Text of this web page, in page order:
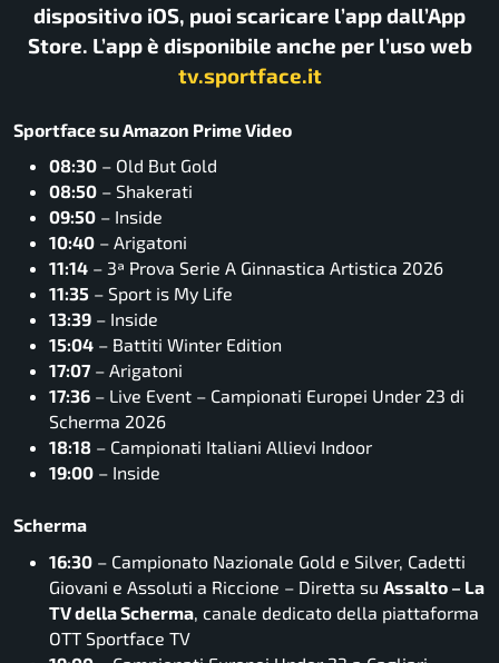
dispositivo iOS, puoi scaricare l’app dall’App
Store. L’app è disponibile anche per l’uso web
tv.sportface.it
Sportface su Amazon Prime Video
08:30 – Old But Gold
08:50 – Shakerati
09:50 – Inside
10:40 – Arigatoni
11:14 – 3ª Prova Serie A Ginnastica Artistica 2026
11:35 – Sport is My Life
13:39 – Inside
15:04 – Battiti Winter Edition
17:07 – Arigatoni
17:36 – Live Event – Campionati Europei Under 23 di
Scherma 2026
18:18 – Campionati Italiani Allievi Indoor
19:00 – Inside
Scherma
16:30 – Campionato Nazionale Gold e Silver, Cadetti
Giovani e Assoluti a Riccione – Diretta su Assalto – La
TV della Scherma , canale dedicato della piattaforma
OTT Sportface TV